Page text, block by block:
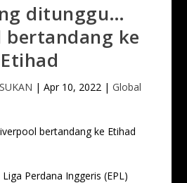
ditunggu…
bertandang ke
Etihad
| Apr 10, 2022 | Global
Perdana Inggeris (EPL)